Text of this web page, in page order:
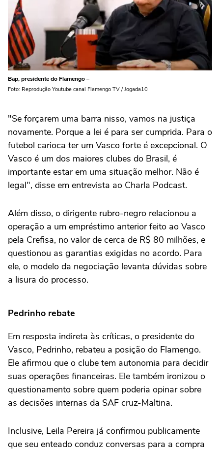
Bap, presidente do Flamengo –
Foto: Reprodução Youtube canal Flamengo TV / Jogada10
"Se forçarem uma barra nisso, vamos na justiça
novamente. Porque a lei é para ser cumprida. Para o
futebol carioca ter um Vasco forte é excepcional. O
Vasco é um dos maiores clubes do Brasil, é
importante estar em uma situação melhor. Não é
legal", disse em entrevista ao Charla Podcast.
Além disso, o dirigente rubro-negro relacionou a
operação a um empréstimo anterior feito ao Vasco
pela Crefisa, no valor de cerca de R$ 80 milhões, e
questionou as garantias exigidas no acordo. Para
ele, o modelo da negociação levanta dúvidas sobre
a lisura do processo.
Pedrinho rebate
Em resposta indireta às críticas, o presidente do
Vasco, Pedrinho, rebateu a posição do Flamengo.
Ele afirmou que o clube tem autonomia para decidir
suas operações financeiras. Ele também ironizou o
questionamento sobre quem poderia opinar sobre
as decisões internas da SAF cruz-Maltina.
Inclusive, Leila Pereira já confirmou publicamente
que seu enteado conduz conversas para a compra